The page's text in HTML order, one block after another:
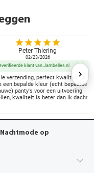
Peter Thiering
02/23/2026
klant van Jambelles.nl
verzending, perfect kwaliteit. Ik
een bepalde kleur (echt bepaalde
panty's voor een uitvoering
kwaliteit is beter dan ik dacht.
op